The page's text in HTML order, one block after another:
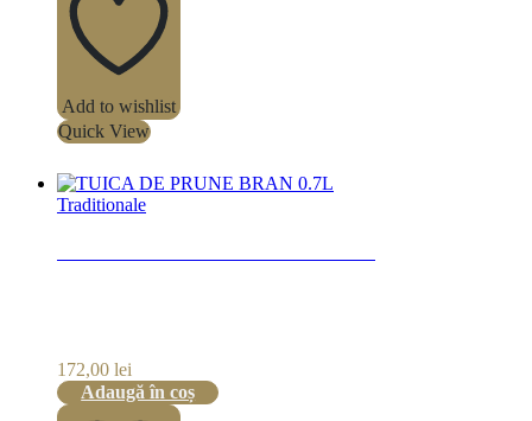
Add to wishlist
Quick View
Traditionale
172,00 lei
Adaugă în coș